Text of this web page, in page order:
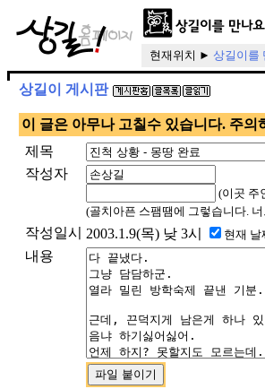
현재위치 ► 상길이를
상길이 게시판
이 글은 아무나 고칠수 있습니다. 주의
제목
작성자
(이곳 주
(골치아픈 스팸땜에 그렇습니다.
작성일시 2003.1.9(목) 낮 3시 현재 날
내용